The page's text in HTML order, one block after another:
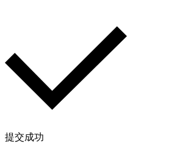
提交成功